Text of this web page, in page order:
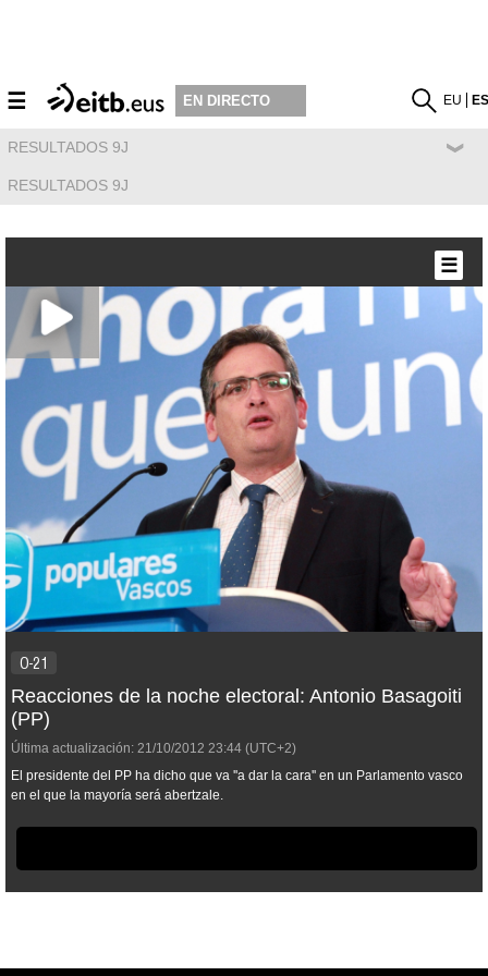
☰ EN DIRECTO EU
RESULTADOS 9J
RESULTADOS 9J
O-21
Reacciones de la noche electoral: Antonio Basagoiti
(PP)
Última actualización: 21/10/2012 23:44 (UTC+2)
El presidente del PP ha dicho que va ''a dar la cara'' en un Parlamento vasco
en el que la mayoría será abertzale.
☰